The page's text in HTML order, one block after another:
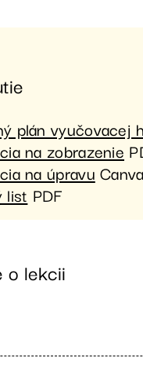
plán vyučovacej
na zobrazenie
na úpravu Canva
list PDF
o lekcii